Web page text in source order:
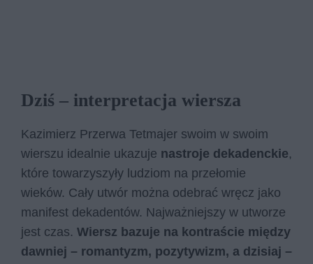
Dziś – interpretacja wiersza
Kazimierz Przerwa Tetmajer swoim w swoim
wierszu idealnie ukazuje nastroje dekadenckie,
które towarzyszyły ludziom na przełomie
wieków. Cały utwór można odebrać wręcz jako
manifest dekadentów. Najważniejszy w utworze
jest czas. Wiersz bazuje na kontraście między
dawniej – romantyzm, pozytywizm, a dzisiaj –